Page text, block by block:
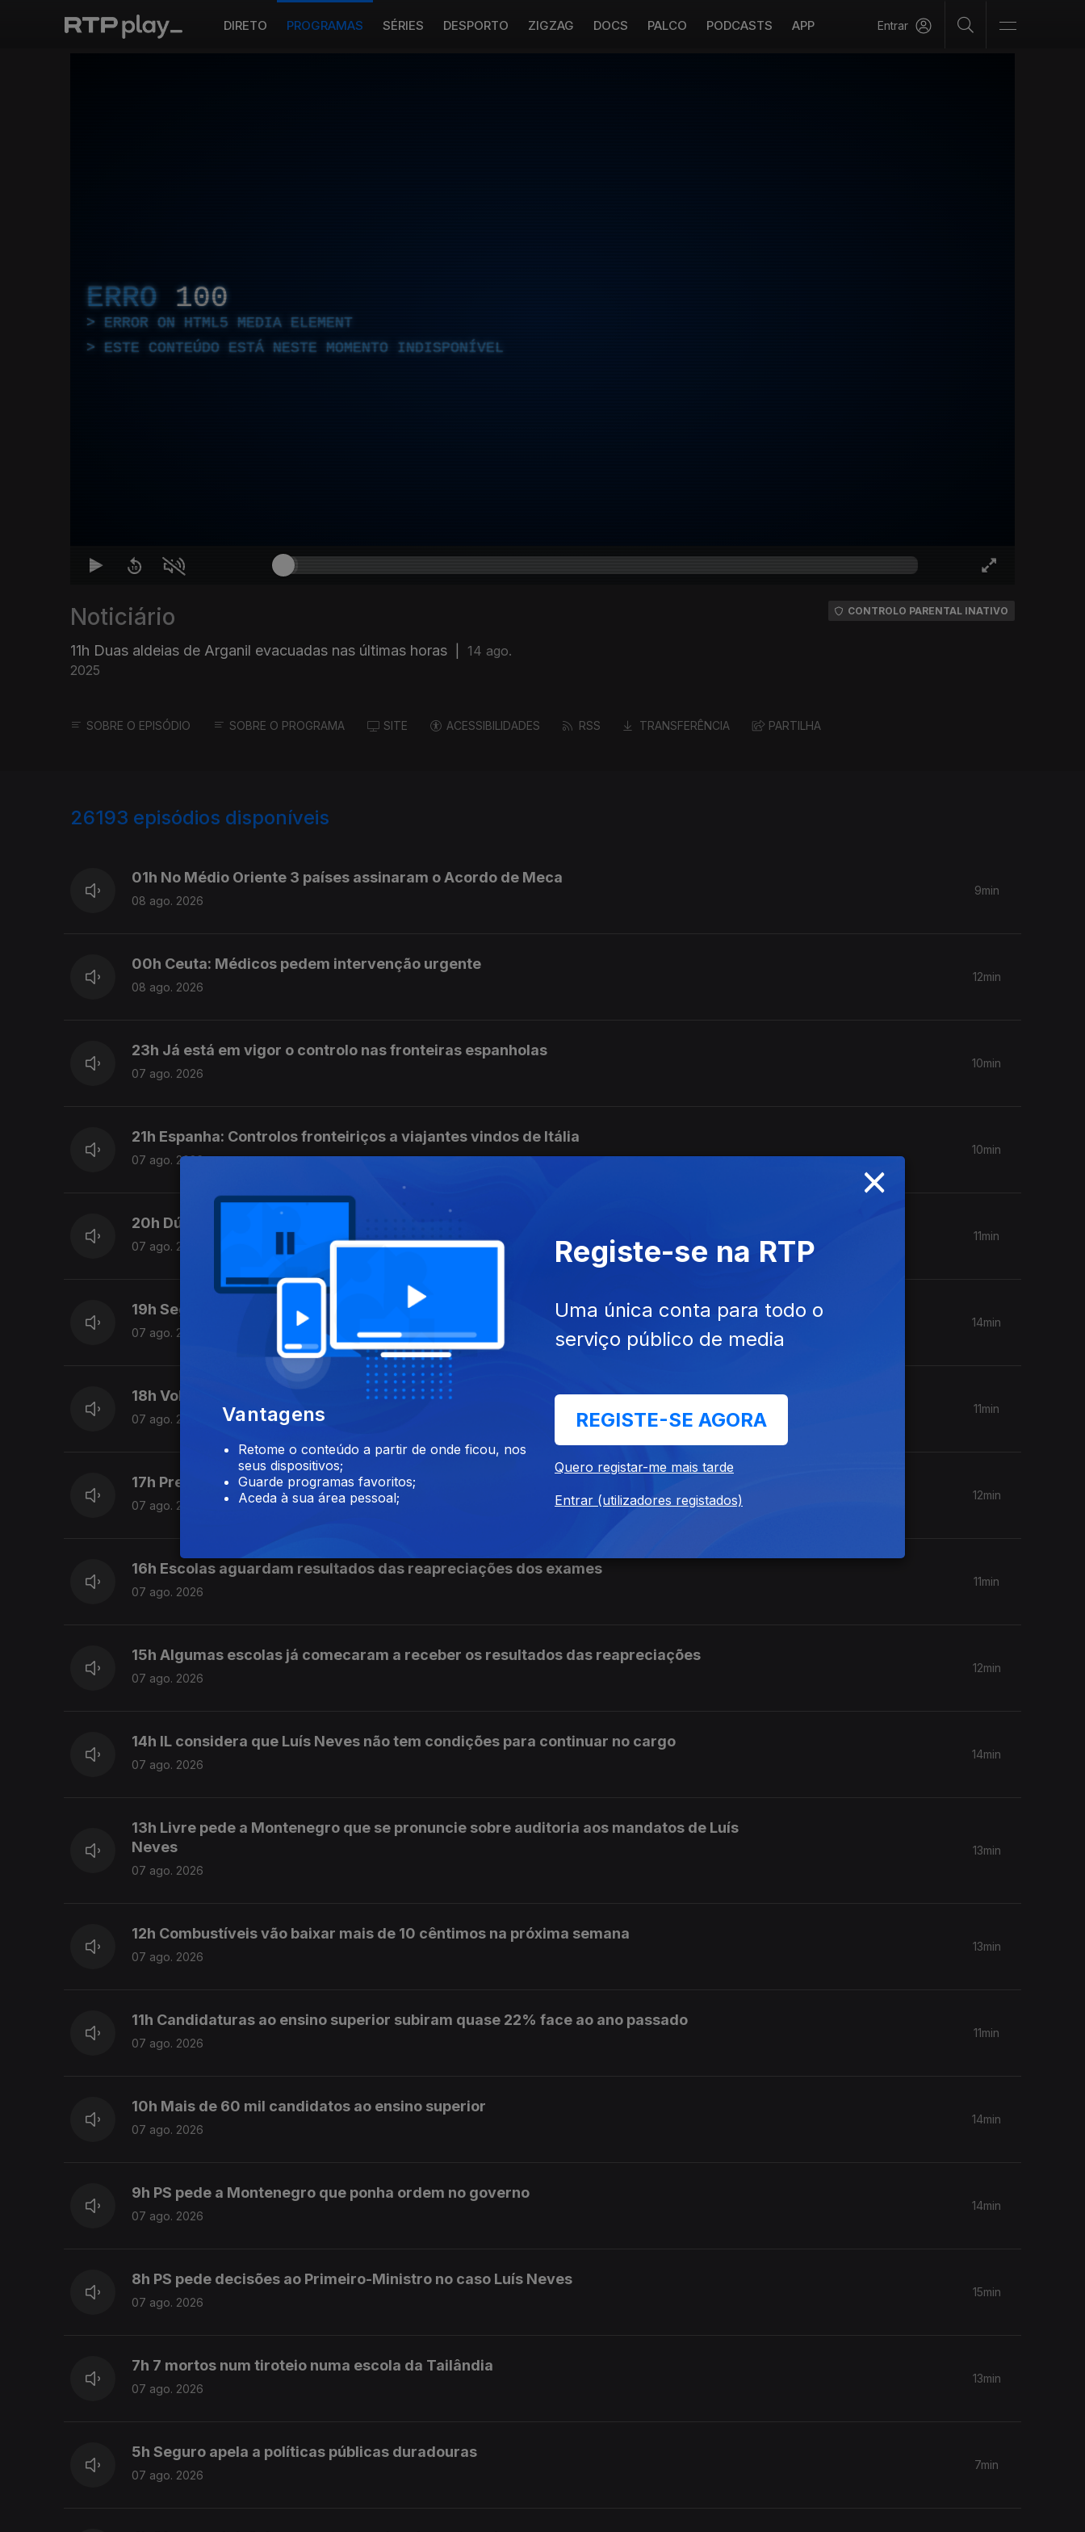
DIRETO PROGRAMAS SÉRIES DESPORTO ZIGZAG DOCS PALCO PODCASTS APP Entrar
ERRO 100
ERROR ON HTML5 MEDIA ELEMENT
ESTE CONTEÚDO ESTÁ NESTE MOMENTO INDISPONÍVEL
Noticiário
11h Duas aldeias de Arganil evacuadas nas últimas horas
14 ago.
2025
CONTROLO PARENTAL INATIVO
SOBRE O EPISÓDIO SOBRE O PROGRAMA SITE ACESSIBILIDADES RSS TRANSFERÊNCIA PARTILHA
26193 episódios disponíveis
01h No Médio Oriente 3 países assinaram o Acordo de Meca
08 ago. 2026
9min
00h Ceuta: Médicos pedem intervenção urgente
08 ago. 2026
12min
23h Já está em vigor o controlo nas fronteiras espanholas
07 ago. 2026
10min
21h Espanha: Controlos fronteiriços a viajantes vindos de Itália
07 ago. 2026
10min
20h Dúvidas sobre lei do asilo enviadas para o Constitucional
07 ago. 2026
11min
19h Seguro trava lei do retorno de estrangeiros
07 ago. 2026
14min
18h Volta: Rui Oliveira mantém a camisola amarela
07 ago. 2026
11min
17h Prestação Social Única promulgada com aviso do Presidente
07 ago. 2026
12min
16h Escolas aguardam resultados das reapreciações dos exames
07 ago. 2026
11min
15h Algumas escolas já comecaram a receber os resultados das reapreciações
07 ago. 2026
12min
14h IL considera que Luís Neves não tem condições para continuar no cargo
07 ago. 2026
14min
13h Livre pede a Montenegro que se pronuncie sobre auditoria aos mandatos de Luís
Neves
07 ago. 2026
13min
12h Combustíveis vão baixar mais de 10 cêntimos na próxima semana
07 ago. 2026
13min
11h Candidaturas ao ensino superior subiram quase 22% face ao ano passado
07 ago. 2026
11min
10h Mais de 60 mil candidatos ao ensino superior
07 ago. 2026
14min
9h PS pede a Montenegro que ponha ordem no governo
07 ago. 2026
14min
8h PS pede decisões ao Primeiro-Ministro no caso Luís Neves
07 ago. 2026
15min
7h 7 mortos num tiroteio numa escola da Tailândia
07 ago. 2026
13min
5h Seguro apela a políticas públicas duradouras
07 ago. 2026
7min
×
Vantagens
Retome o conteúdo a partir de onde ficou, nos
seus dispositivos;
Guarde programas favoritos;
Aceda à sua área pessoal;
Registe-se na RTP
Uma única conta para todo o
serviço público de media
REGISTE-SE AGORA
Quero registar-me mais tarde
Entrar (utilizadores registados)